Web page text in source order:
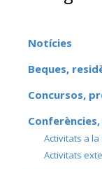
Notícies
Beques,
Concursos,
Activitats a
Activitats